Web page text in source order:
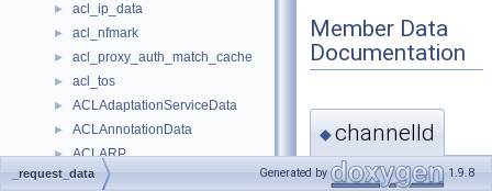
► acl_ip_data
► acl_nfmark
► acl_proxy_auth_match_cache
► acl_tos
► ACLAdaptationServiceData
► ACLAnnotationData
► ACLARP
► ACLAtStepData
Member Data
Documentation
◆channelId
int
_request_data Generated by 1.9.8